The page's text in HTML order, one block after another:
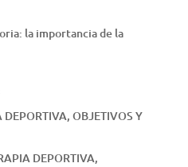
la importancia de la
DEPORTIVA, OBJETIVOS Y
DEPORTIVA,